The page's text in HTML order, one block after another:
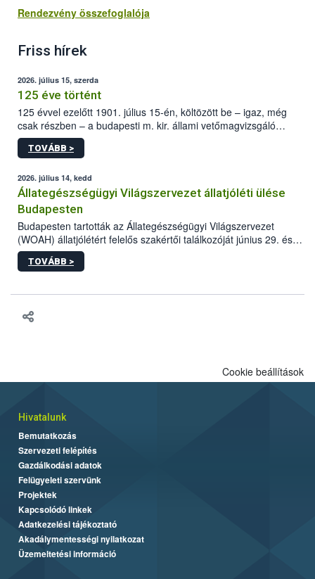
Rendezvény összefoglalója
Friss hírek
2026. július 15, szerda
125 éve történt
125 évvel ezelőtt 1901. július 15-én, költözött be – igaz, még
csak részben – a budapesti m. kir. állami vetőmagvizsgáló
állomás a Kis Rókus utca 15. szám alatti, Czigler Győző által
tervezett új épületébe.
TOVÁBB >
2026. július 14, kedd
Állategészségügyi Világszervezet állatjóléti ülése
Budapesten
Budapesten tartották az Állategészségügyi Világszervezet
(WOAH) állatjólétért felelős szakértői találkozóját június 29. és
július 2. között. Az Agrár- és Élelmiszergazdaságért Felelős
Minisztérium (AÉM) és a Nemzeti Élelmiszerlánc-biztonsági
gazdasági haszonállatok jólétének elősegítése volt az európai
meg tapasztalatait a gazdasági haszonállatok jólétének
TOVÁBB >
Cookie beállítások
Hivatalunk
Bemutatkozás
Szervezeti felépítés
Gazdálkodási adatok
Felügyeleti szervünk
Projektek
Kapcsolódó linkek
Adatkezelési tájékoztató
Akadálymentességi nyilatkozat
Üzemeltetési információ